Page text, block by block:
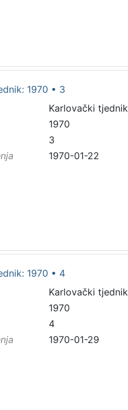
1970 • 3
Karlovački tjednik
1970
3
1970-01-22
1970 • 4
Karlovački tjednik
1970
4
1970-01-29